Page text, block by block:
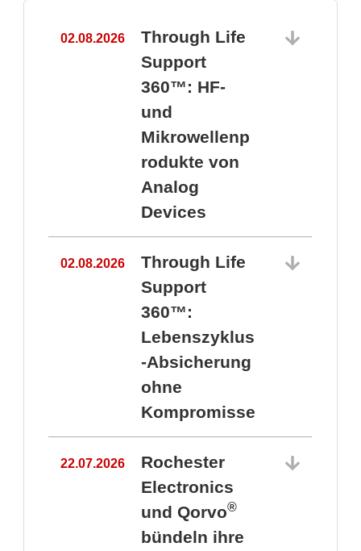
02.08.2026
Through Life
Support
360™: HF-
und
Mikrowellenp
rodukte von
Analog
Devices
02.08.2026
Through Life
Support
360™:
Lebenszyklus
-Absicherung
ohne
Kompromisse
22.07.2026
Rochester
Electronics
und Qorvo®
bündeln ihre